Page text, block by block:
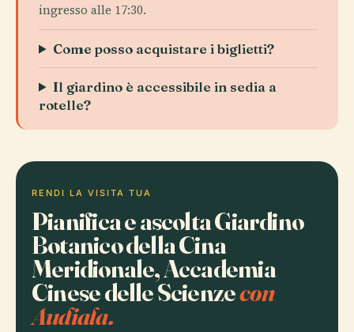
ingresso alle 17:30.
Come posso acquistare i biglietti?
Il giardino è accessibile in sedia a
rotelle?
RENDI LA VISITA TUA
Pianifica e ascolta Giardino
Botanico della Cina
Meridionale, Accademia
Cinese delle Scienzecon
Audiala.